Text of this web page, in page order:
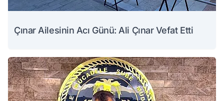
Çınar Ailesinin Acı Günü: Ali Çınar Vefat Etti